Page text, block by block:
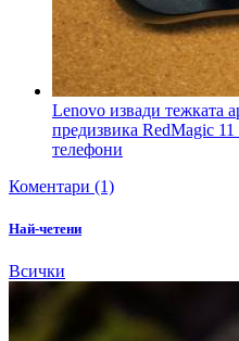
Lenovo извади тежката
предизвика RedMagic 11
телефони
Коментари (1)
Най-четени
Всички